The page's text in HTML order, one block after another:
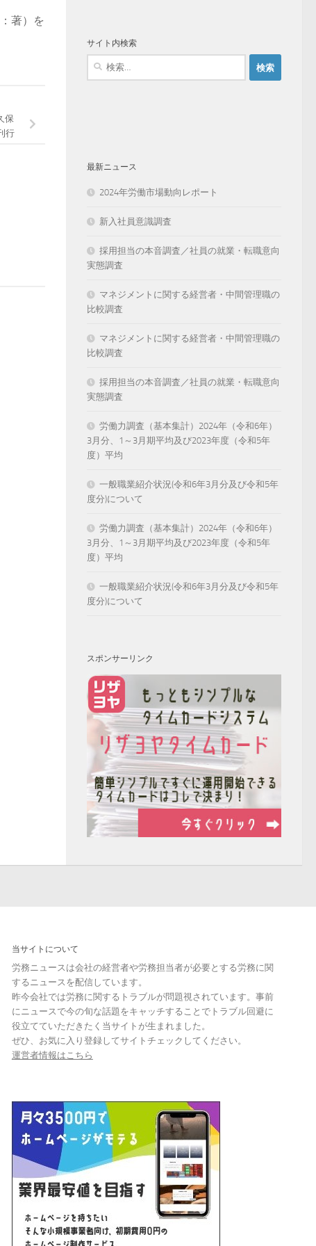
著）を
保
行
サイト内検索
検
最新ニュース
2024年労働市場動向レポート
新入社員意識調査
採用担当の本音調査／社員の就業・転職意向
実態調査
マネジメントに関する経営者・中間管理職の
比較調査
マネジメントに関する経営者・中間管理職の
比較調査
採用担当の本音調査／社員の就業・転職意向
実態調査
労働力調査（基本集計）2024年（令和6年）
3月分、1～3月期平均及び2023年度（令和5年
度）平均
一般職業紹介状況(令和6年3月分及び令和5年
度分)について
労働力調査（基本集計）2024年（令和6年）
3月分、1～3月期平均及び2023年度（令和5年
度）平均
一般職業紹介状況(令和6年3月分及び令和5年
度分)について
スポンサーリンク
当サイトについて
労務ニュースは会社の経営者や労務担当者が必要とする労務に関
するニュースを配信しています。
昨今会社では労務に関するトラブルが問題視されています。事前
にニュースで今の旬な話題をキャッチすることでトラブル回避に
役立てていただきたく当サイトが生まれました。
ぜひ、お気に入り登録してサイトチェックしてください。
運営者情報はこちら